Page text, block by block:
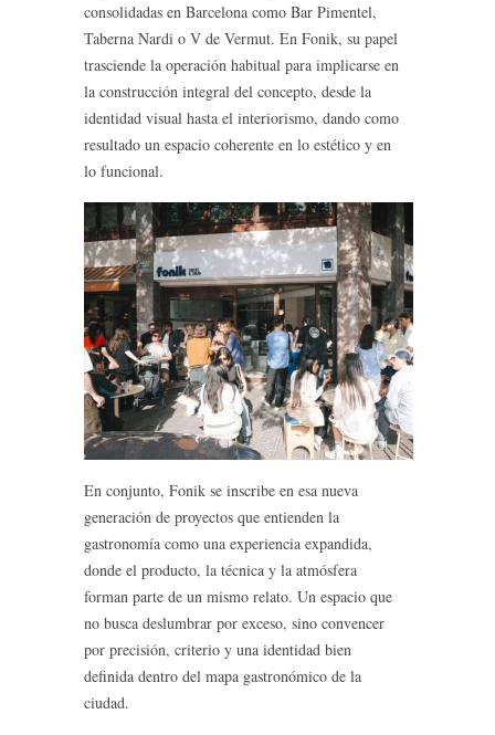
consolidadas en Barcelona como Bar Pimentel,
Taberna Nardi o V de Vermut. En Fonik, su papel
trasciende la operación habitual para implicarse en
la construcción integral del concepto, desde la
identidad visual hasta el interiorismo, dando como
resultado un espacio coherente en lo estético y en
lo funcional.
En conjunto, Fonik se inscribe en esa nueva
generación de proyectos que entienden la
gastronomía como una experiencia expandida,
donde el producto, la técnica y la atmósfera
forman parte de un mismo relato. Un espacio que
no busca deslumbrar por exceso, sino convencer
por precisión, criterio y una identidad bien
definida dentro del mapa gastronómico de la
ciudad.